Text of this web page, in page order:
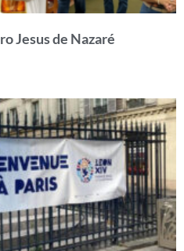
Jesus de Nazaré